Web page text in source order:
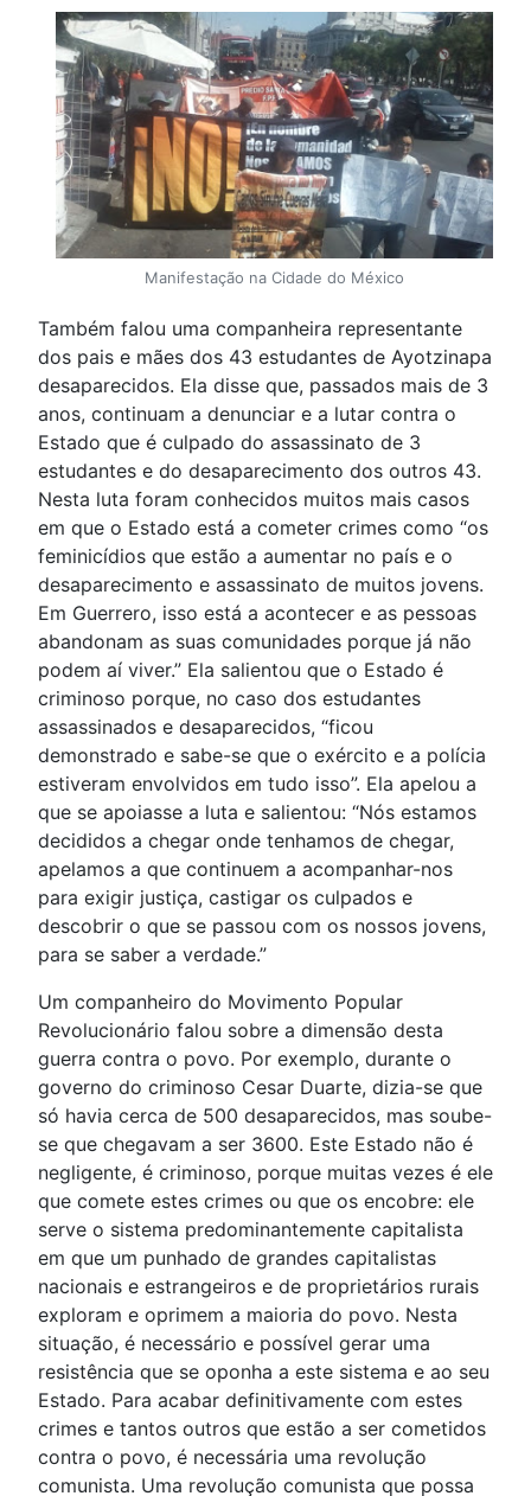
Manifestação na Cidade do México
Também falou uma companheira representante
dos pais e mães dos 43 estudantes de Ayotzinapa
desaparecidos. Ela disse que, passados mais de 3
anos, continuam a denunciar e a lutar contra o
Estado que é culpado do assassinato de 3
estudantes e do desaparecimento dos outros 43.
Nesta luta foram conhecidos muitos mais casos
em que o Estado está a cometer crimes como “os
feminicídios que estão a aumentar no país e o
desaparecimento e assassinato de muitos jovens.
Em Guerrero, isso está a acontecer e as pessoas
abandonam as suas comunidades porque já não
podem aí viver.” Ela salientou que o Estado é
criminoso porque, no caso dos estudantes
assassinados e desaparecidos, “ficou
demonstrado e sabe-se que o exército e a polícia
estiveram envolvidos em tudo isso”. Ela apelou a
que se apoiasse a luta e salientou: “Nós estamos
decididos a chegar onde tenhamos de chegar,
apelamos a que continuem a acompanhar-nos
para exigir justiça, castigar os culpados e
descobrir o que se passou com os nossos jovens,
para se saber a verdade.”
Um companheiro do Movimento Popular
Revolucionário falou sobre a dimensão desta
guerra contra o povo. Por exemplo, durante o
governo do criminoso Cesar Duarte, dizia-se que
só havia cerca de 500 desaparecidos, mas soube-
se que chegavam a ser 3600. Este Estado não é
negligente, é criminoso, porque muitas vezes é ele
que comete estes crimes ou que os encobre: ele
serve o sistema predominantemente capitalista
em que um punhado de grandes capitalistas
nacionais e estrangeiros e de proprietários rurais
exploram e oprimem a maioria do povo. Nesta
situação, é necessário e possível gerar uma
resistência que se oponha a este sistema e ao seu
Estado. Para acabar definitivamente com estes
crimes e tantos outros que estão a ser cometidos
contra o povo, é necessária uma revolução
comunista. Uma revolução comunista que possa